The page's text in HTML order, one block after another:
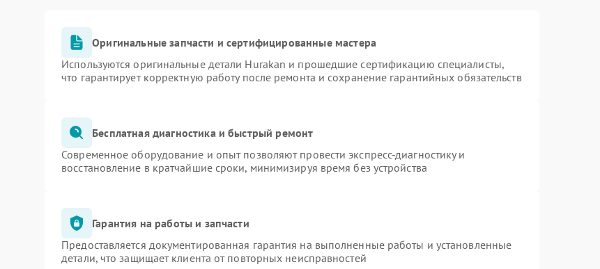
Оригинальные запчасти и сертифицированные мастера
Используются оригинальные детали Hurakan и прошедшие сертификацию специалисты,
что гарантирует корректную работу после ремонта и сохранение гарантийных обязательств
Бесплатная диагностика и быстрый ремонт
Современное оборудование и опыт позволяют провести экспресс-диагностику и
восстановление в кратчайшие сроки, минимизируя время без устройства
Гарантия на работы и запчасти
Предоставляется документированная гарантия на выполненные работы и установленные
детали, что защищает клиента от повторных неисправностей